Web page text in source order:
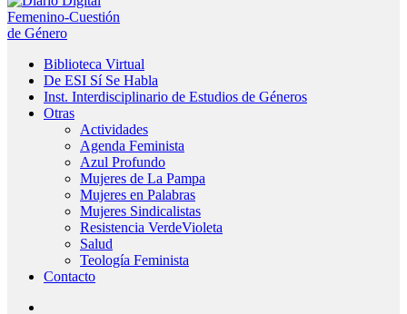
Biblioteca Virtual
De ESI Sí Se Habla
Inst. Interdisciplinario de Estudios de Géneros
Otras
Actividades
Agenda Feminista
Azul Profundo
Mujeres de La Pampa
Mujeres en Palabras
Mujeres Sindicalistas
Resistencia VerdeVioleta
Salud
Teología Feminista
Contacto